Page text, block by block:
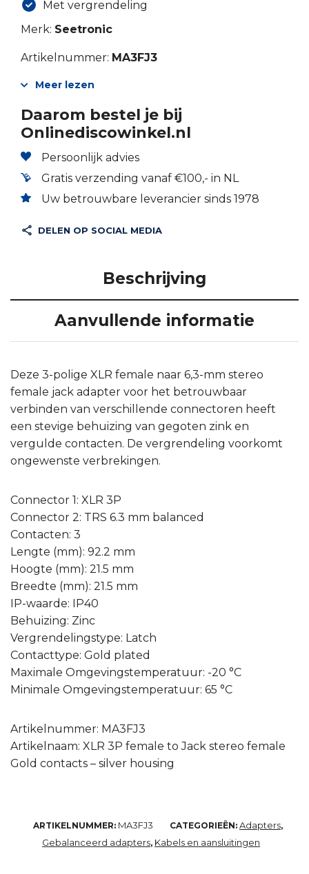
Met vergrendeling
Merk: Seetronic
Artikelnummer: MA3FJ3
Meer lezen
Daarom bestel je bij
Onlinediscowinkel.nl
Persoonlijk advies
Gratis verzending vanaf €100,- in NL
Uw betrouwbare leverancier sinds 1978
DELEN OP SOCIAL MEDIA
Beschrijving
Aanvullende informatie
Deze 3-polige XLR female naar 6,3-mm stereo
female jack adapter voor het betrouwbaar
verbinden van verschillende connectoren heeft
een stevige behuizing van gegoten zink en
vergulde contacten. De vergrendeling voorkomt
ongewenste verbrekingen.
Connector 1: XLR 3P
Connector 2: TRS 6.3 mm balanced
Contacten: 3
Lengte (mm): 92.2 mm
Hoogte (mm): 21.5 mm
Breedte (mm): 21.5 mm
IP-waarde: IP40
Behuizing: Zinc
Vergrendelingstype: Latch
Contacttype: Gold plated
Maximale Omgevingstemperatuur: -20 °C
Minimale Omgevingstemperatuur: 65 °C
Artikelnummer: MA3FJ3
Artikelnaam: XLR 3P female to Jack stereo female
Gold contacts – silver housing
ARTIKELNUMMER: MA3FJ3 CATEGORIEËN: Adapters,
Gebalanceerd adapters, Kabels en aansluitingen